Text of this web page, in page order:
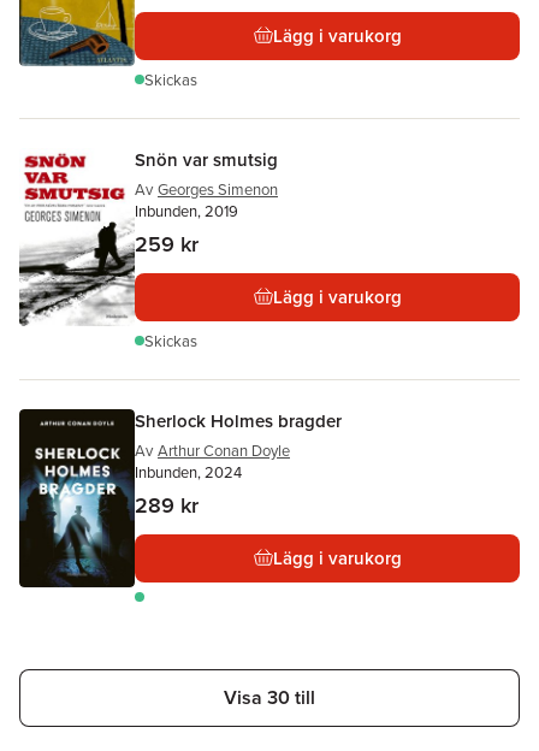
Lägg i varukorg
Skickas
Snön var smutsig
Av Georges Simenon
Inbunden, 2019
259 kr
Lägg i varukorg
Skickas
Sherlock Holmes bragder
Av Arthur Conan Doyle
Inbunden, 2024
289 kr
Lägg i varukorg
Visa 30 till